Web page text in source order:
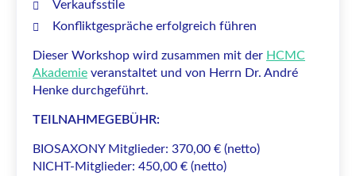
Verkaufsstile
Konfliktgespräche erfolgreich führen
Dieser Workshop wird zusammen mit der HCMC
Akademie veranstaltet und von Herrn Dr. André
Henke durchgeführt.
TEILNAHMEGEBÜHR:
BIOSAXONY Mitglieder: 370,00 € (netto)
NICHT-Mitglieder: 450,00 € (netto)